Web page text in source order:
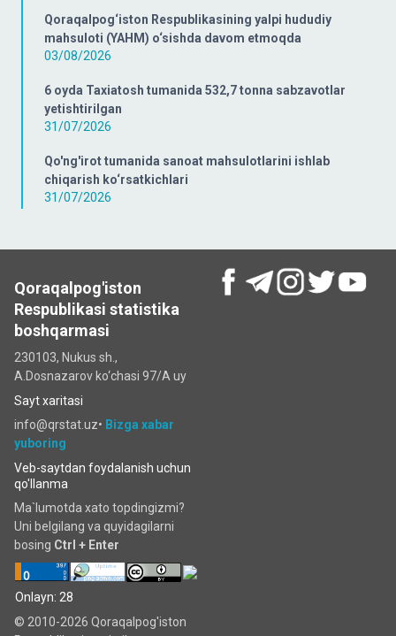
Qoraqalpog‘iston Respublikasining yalpi hududiy
mahsuloti (YAHM) o‘sishda davom etmoqda
03/08/2026
6 oyda Taxiatosh tumanida 532,7 tonna sabzavotlar
yetishtirilgan
31/07/2026
Qo'ng'irot tumanida sanoat mahsulotlarini ishlab
chiqarish ko‘rsatkichlari
31/07/2026
Qoraqalpog'iston
Respublikasi statistika
boshqarmasi
230103, Nukus sh.,
A.Dosnazarov ko‘chаsi 97/A uy
Sayt xaritasi
info@qrstat.uz• Bizga xabar
yuboring
Veb-saytdan foydalanish uchun
qo'llanma
Ma`lumotda xato topdingizmi?
Uni belgilang va quyidagilarni
bosing Ctrl + Enter
Onlayn: 28
© 2010-2026 Qoraqalpog'iston